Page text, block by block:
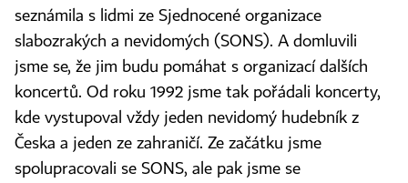
seznámila s lidmi ze Sjednocené organizace
slabozrakých a nevidomých (SONS). A domluvili
jsme se, že jim budu pomáhat s organizací dalších
koncertů. Od roku 1992 jsme tak pořádali koncerty,
kde vystupoval vždy jeden nevidomý hudebník z
Česka a jeden ze zahraničí. Ze začátku jsme
spolupracovali se SONS, ale pak jsme se